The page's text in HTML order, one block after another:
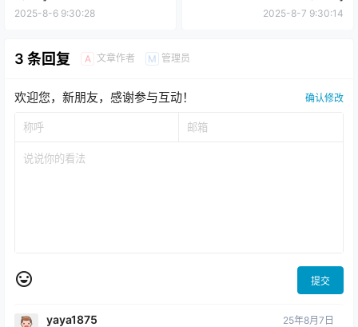
2025-8-6 9:30:28 2025-8-7 9:30:14
3 条回复 A 文章作者 M 管理员
欢迎您，新朋友，感谢参与互动！ 确认修改
提交
yaya1875 25年8月7日